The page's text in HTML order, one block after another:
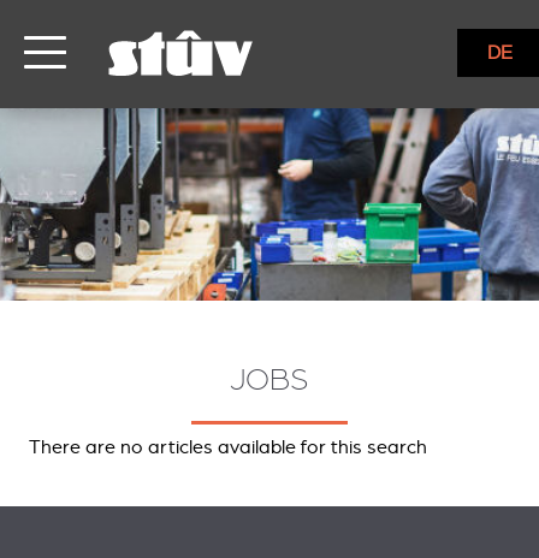
DE
JOBS
There are no articles available for this search